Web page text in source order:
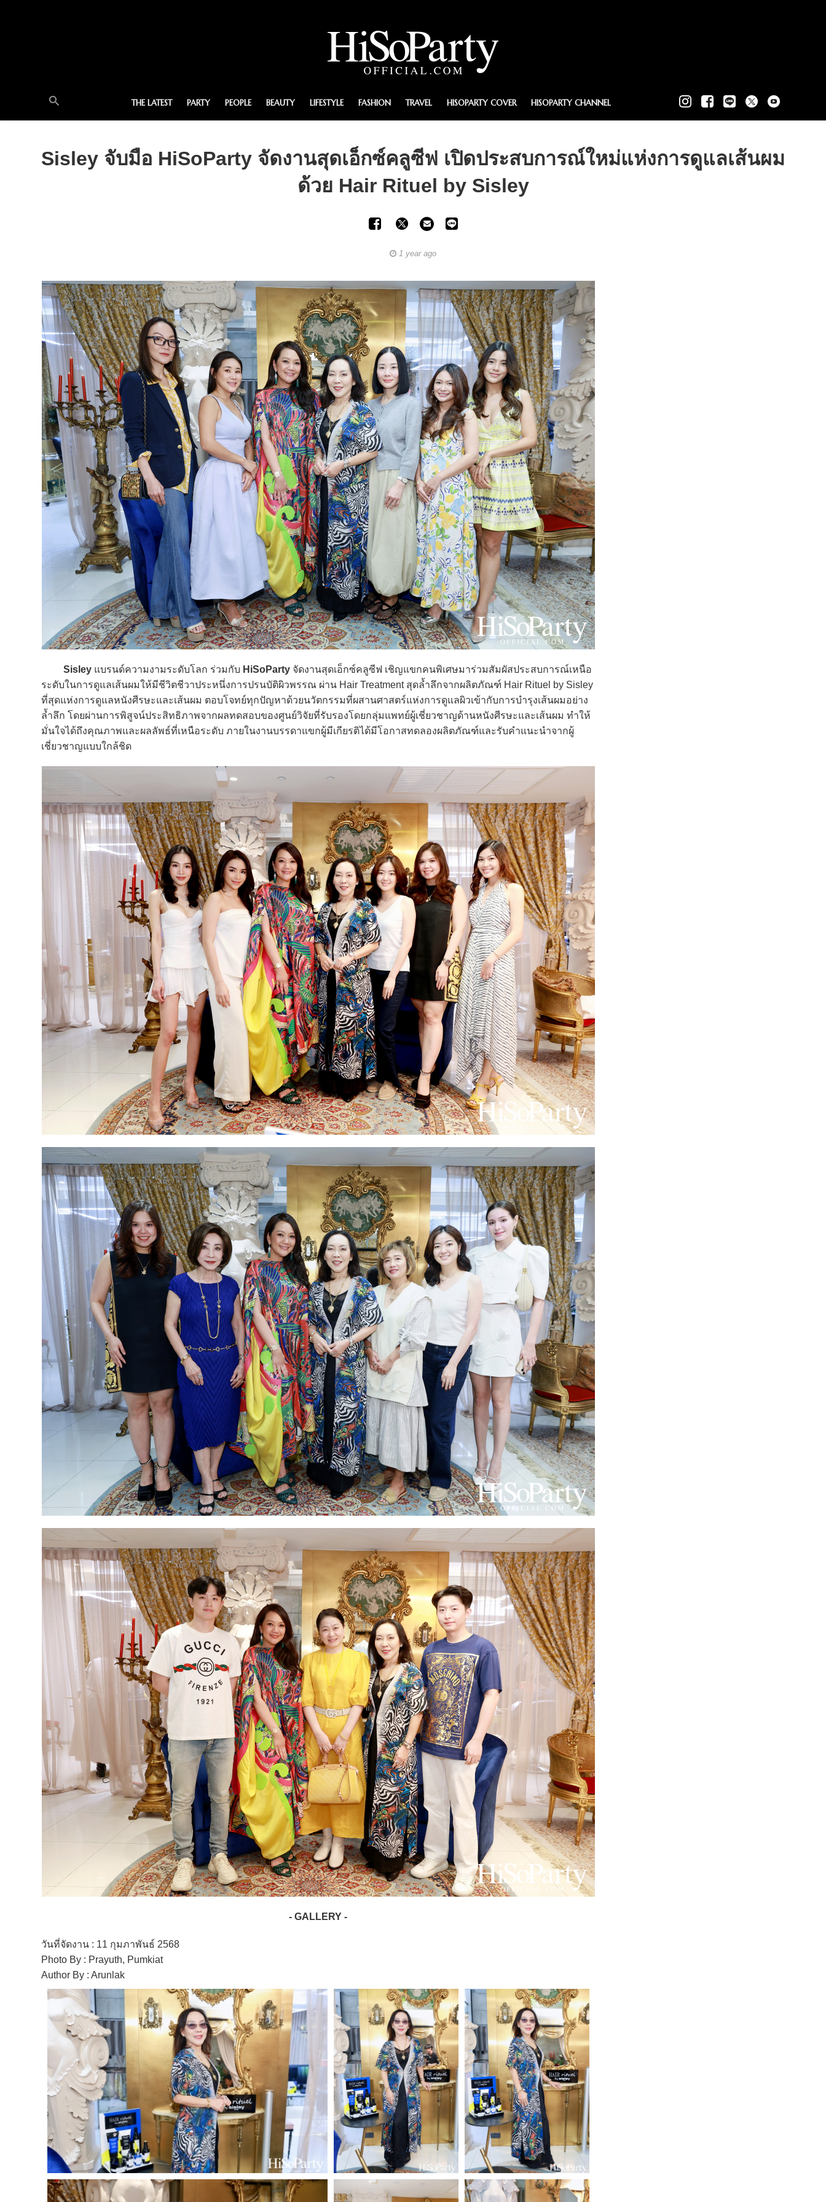
THE LATEST PARTY PEOPLE BEAUTY LIFESTYLE FASHION TRAVEL HISOPARTY COVER HISOPARTY CHANNEL
Sisley จับมือ HiSoParty จัดงานสุดเอ็กซ์คลูซีฟ เปิดประสบการณ์ใหม่แห่งการดูแลเส้นผม
ด้วย Hair Rituel by Sisley
1 year ago
Sisley แบรนด์ความงามระดับโลก ร่วมกับ HiSoParty จัดงานสุดเอ็กซ์คลูซีฟ เชิญแขกคนพิเศษมาร่วมสัมผัสประสบการณ์เหนือ
ระดับในการดูแลเส้นผมให้มีชีวิตชีวาประหนึ่งการปรนบัติผิวพรรณ ผ่าน Hair Treatment สุดล้ำลึกจากผลิตภัณฑ์ Hair Rituel by Sisley
ที่สุดแห่งการดูแลหนังศีรษะและเส้นผม ตอบโจทย์ทุกปัญหาด้วยนวัตกรรมที่ผสานศาสตร์แห่งการดูแลผิวเข้ากับการบำรุงเส้นผมอย่าง
ล้ำลึก โดยผ่านการพิสูจน์ประสิทธิภาพจากผลทดสอบของศูนย์วิจัยที่รับรองโดยกลุ่มแพทย์ผู้เชี่ยวชาญด้านหนังศีรษะและเส้นผม ทำให้
มั่นใจได้ถึงคุณภาพและผลลัพธ์ที่เหนือระดับ ภายในงานบรรดาแขกผู้มีเกียรติได้มีโอกาสทดลองผลิตภัณฑ์และรับคำแนะนำจากผู้
เชี่ยวชาญแบบใกล้ชิด
- GALLERY -
วันที่จัดงาน : 11 กุมภาพันธ์ 2568
Photo By : Prayuth, Pumkiat
Author By : Arunlak